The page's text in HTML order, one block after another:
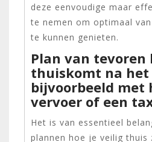
deze eenvoudige maar
te nemen om optimaal
te kunnen genieten.
Plan van tevoren
thuiskomt na
bijvoorbeeld met
vervoer of een
Het is van essentieel
plannen hoe je veilig thuis